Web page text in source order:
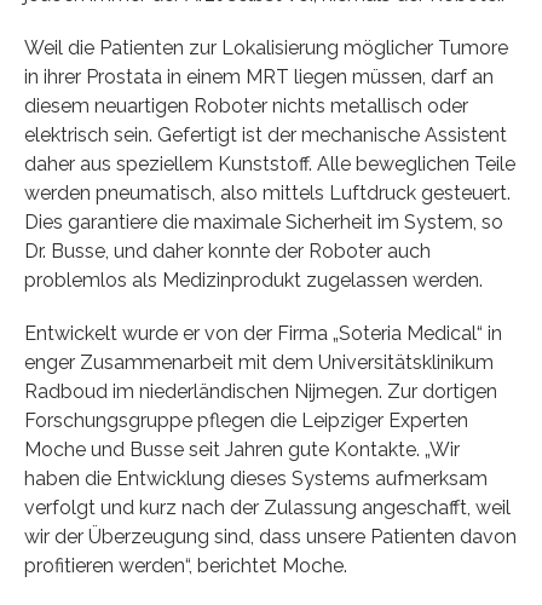
Weil die Patienten zur Lokalisierung möglicher Tumore
in ihrer Prostata in einem MRT liegen müssen, darf an
diesem neuartigen Roboter nichts metallisch oder
elektrisch sein. Gefertigt ist der mechanische Assistent
daher aus speziellem Kunststoff. Alle beweglichen Teile
werden pneumatisch, also mittels Luftdruck gesteuert.
Dies garantiere die maximale Sicherheit im System, so
Dr. Busse, und daher konnte der Roboter auch
problemlos als Medizinprodukt zugelassen werden.
Entwickelt wurde er von der Firma „Soteria Medical“ in
enger Zusammenarbeit mit dem Universitätsklinikum
Radboud im niederländischen Nijmegen. Zur dortigen
Forschungsgruppe pflegen die Leipziger Experten
Moche und Busse seit Jahren gute Kontakte. „Wir
haben die Entwicklung dieses Systems aufmerksam
verfolgt und kurz nach der Zulassung angeschafft, weil
wir der Überzeugung sind, dass unsere Patienten davon
profitieren werden“, berichtet Moche.